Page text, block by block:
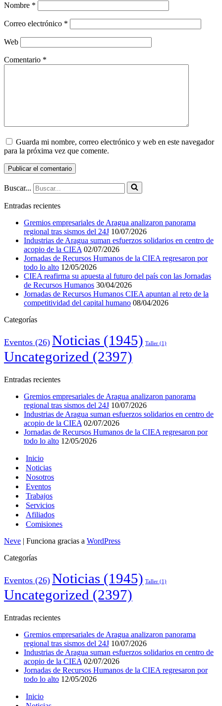
Nombre *
Correo electrónico *
Web
Comentario *
Guarda mi nombre, correo electrónico y web en este navegador
para la próxima vez que comente.
Buscar...
Entradas recientes
Gremios empresariales de Aragua analizaron panorama
regional tras sismos del 24J 10/07/2026
Industrias de Aragua suman esfuerzos solidarios en centro de
acopio de la CIEA 02/07/2026
Jornadas de Recursos Humanos de la CIEA regresaron por
todo lo alto 12/05/2026
CIEA reafirma su apuesta al futuro del país con las Jornadas
de Recursos Humanos 30/04/2026
Jornadas de Recursos Humanos CIEA apuntan al reto de la
competitividad del capital humano 08/04/2026
Categorías
Eventos (26) Noticias (1945) Taller (1)
Uncategorized (2397)
Entradas recientes
Gremios empresariales de Aragua analizaron panorama
regional tras sismos del 24J 10/07/2026
Industrias de Aragua suman esfuerzos solidarios en centro de
acopio de la CIEA 02/07/2026
Jornadas de Recursos Humanos de la CIEA regresaron por
todo lo alto 12/05/2026
Inicio
Noticias
Nosotros
Eventos
Trabajos
Servicios
Afiliados
Comisiones
Neve | Funciona gracias a WordPress
Categorías
Eventos (26) Noticias (1945) Taller (1)
Uncategorized (2397)
Entradas recientes
Gremios empresariales de Aragua analizaron panorama
regional tras sismos del 24J 10/07/2026
Industrias de Aragua suman esfuerzos solidarios en centro de
acopio de la CIEA 02/07/2026
Jornadas de Recursos Humanos de la CIEA regresaron por
todo lo alto 12/05/2026
Inicio